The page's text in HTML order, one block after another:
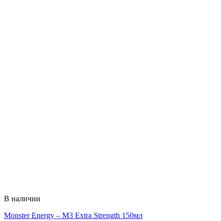
В наличии
Monster Energy – M3 Extra Strength 150мл